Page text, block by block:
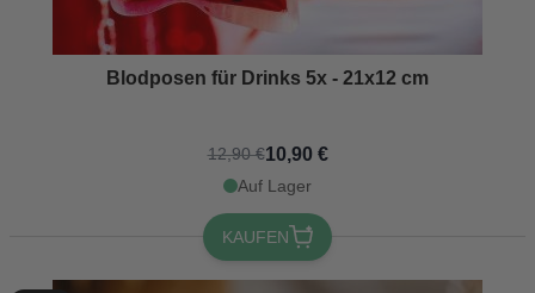
Blodposen für Drinks 5x - 21x12 cm
12,90 €10,90 €
Auf Lager
KAUFEN